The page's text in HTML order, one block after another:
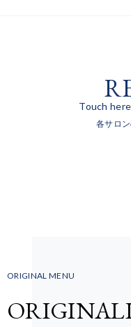
Touch
各サロ
ORIGINAL MENU